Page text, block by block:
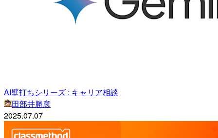
AI壁打ちシリーズ : キャリア相談
田部井勝彦
2025.07.07